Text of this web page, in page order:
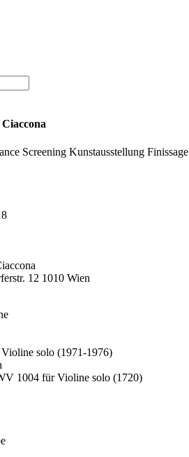
Screening Kunstausstellung Finissage
12 1010 Wien
solo (1971-1976)
1004 für Violine solo (1720)